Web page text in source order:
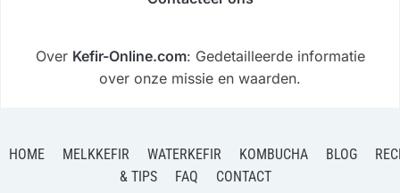
Over Kefir-Online.com: Gedetailleerde informatie
over onze missie en waarden.
HOME MELKKEFIR WATERKEFIR KOMBUCHA BLOG
& TIPS
FAQ CONTACT